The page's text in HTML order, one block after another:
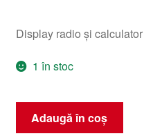
Display radio și
1 în stoc
Cantitate
Display
Adaugă în coș